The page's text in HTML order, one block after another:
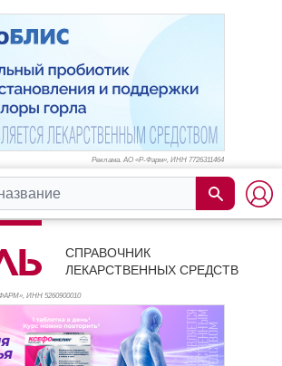
Реклама. АО «Р-Фарм», ИНН 7726311464
СПРАВОЧНИК
ЛЕКАРСТВЕННЫХ СРЕДСТВ
ИНН 5260900010